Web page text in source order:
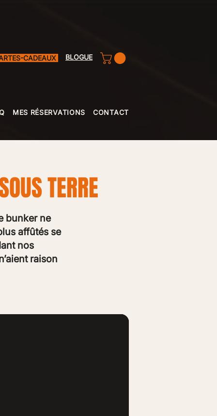
CADEAUX BLOGUE
MES RÉSERVATIONS CONTACT
TERRE
bunker ne
affûtés se
nos
raison